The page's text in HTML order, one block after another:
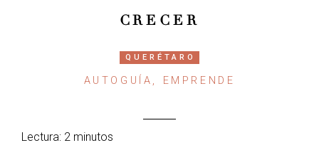
CRECER
QUERÉTARO
AUTOGUÍA, EMPRENDE
Lectura: 2 minutos